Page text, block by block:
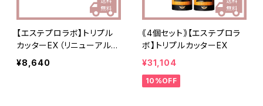
【エステプロラボ】トリプル
カッターEX（リニューアル
分）
¥8,640
｟4個セット｠【エステプロラ
ボ】トリプルカッターEX
¥31,104
10%OFF